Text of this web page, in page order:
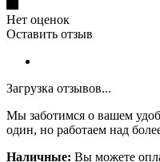
Нет оценок
Оставить отзыв
Загрузка отзывов...
Мы заботимся о вашем
один, но работаем над
Наличные: Вы можете